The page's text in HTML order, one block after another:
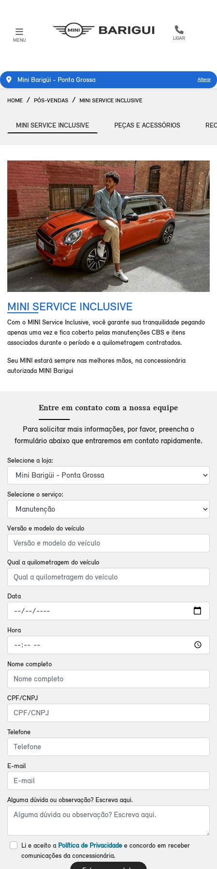
MENU LIGAR
Mini Barigüi - Ponta Grossa Alterar
HOME PÓS-VENDAS MINI SERVICE INCLUSIVE
PEÇAS E ACESSÓRIOS
MINI SERVICE INCLUSIVE
MINI SERVICE INCLUSIVE
Com o MINI Service Inclusive, você garante sua tranquilidade pegando
apenas uma vez e fica coberto pelas manutenções CBS e itens
associados durante o período e a quilometragem contratados.
Seu MINI estará sempre nas melhores mãos, na concessionária
autorizada MINI Barigui
Entre em contato com a nossa equipe
Para solicitar mais informações, por favor, preencha o
formulário abaixo que entraremos em contato rapidamente.
Selecione a loja:
Selecione o serviço:
Versão e modelo do veículo
Qual a quilometragem do veículo
Data
Hora
Nome completo
CPF/CNPJ
Telefone
E-mail
Alguma dúvida ou observação? Escreva aqui.
Li e aceito a Política de Privacidadee concordo em receber
comunicações da concessionária.